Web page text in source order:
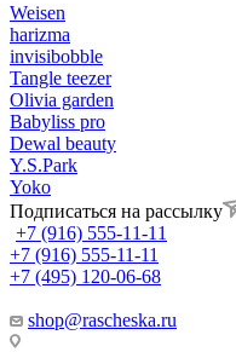
Weisen
harizma
invisibobble
Tangle teezer
Olivia garden
Babyliss pro
Dewal beauty
Y.S.Park
Yoko
Подписаться на рассылку
+7 (916) 555-11-11
+7 (916) 555-11-11
+7 (495) 120-06-68
shop@rascheska.ru